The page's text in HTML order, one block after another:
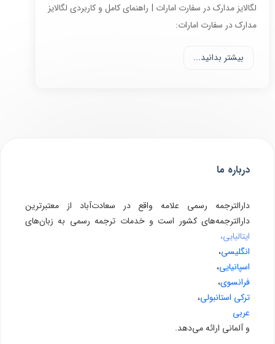
لگالایز مدارک در سفارت امارات | راهنمای کامل و کاربردی لگالایز
مدارک در سفارت امارات:
بیشتر بدانید...
درباره ما
دارالترجمه رسمی علامه واقع در سعادت‌آباد از معتبرترین
دارالترجمه‌های کشور است و خدمات ترجمه رسمی به زبان‌های
ایتالیایی،
انگلیسی،
اسپانیایی،
فرانسوی،
ترکی استانبولی،
عربی
و آلمانی ارائه می‌دهد.